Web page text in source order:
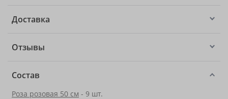
Доставка
Отзывы
Состав
Роза розовая 50 см - 9 шт.